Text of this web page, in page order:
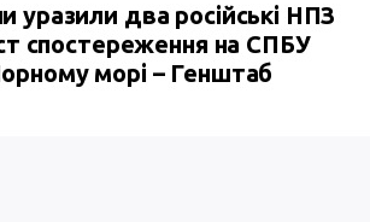
уразили два російські НПЗ
спостереження на СПБУ
морі – Генштаб